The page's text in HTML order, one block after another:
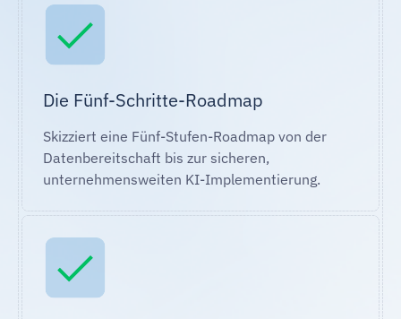
Die Fünf-Schritte-Roadmap
Skizziert eine Fünf-Stufen-Roadmap von der
Datenbereitschaft bis zur sicheren,
unternehmensweiten KI-Implementierung.